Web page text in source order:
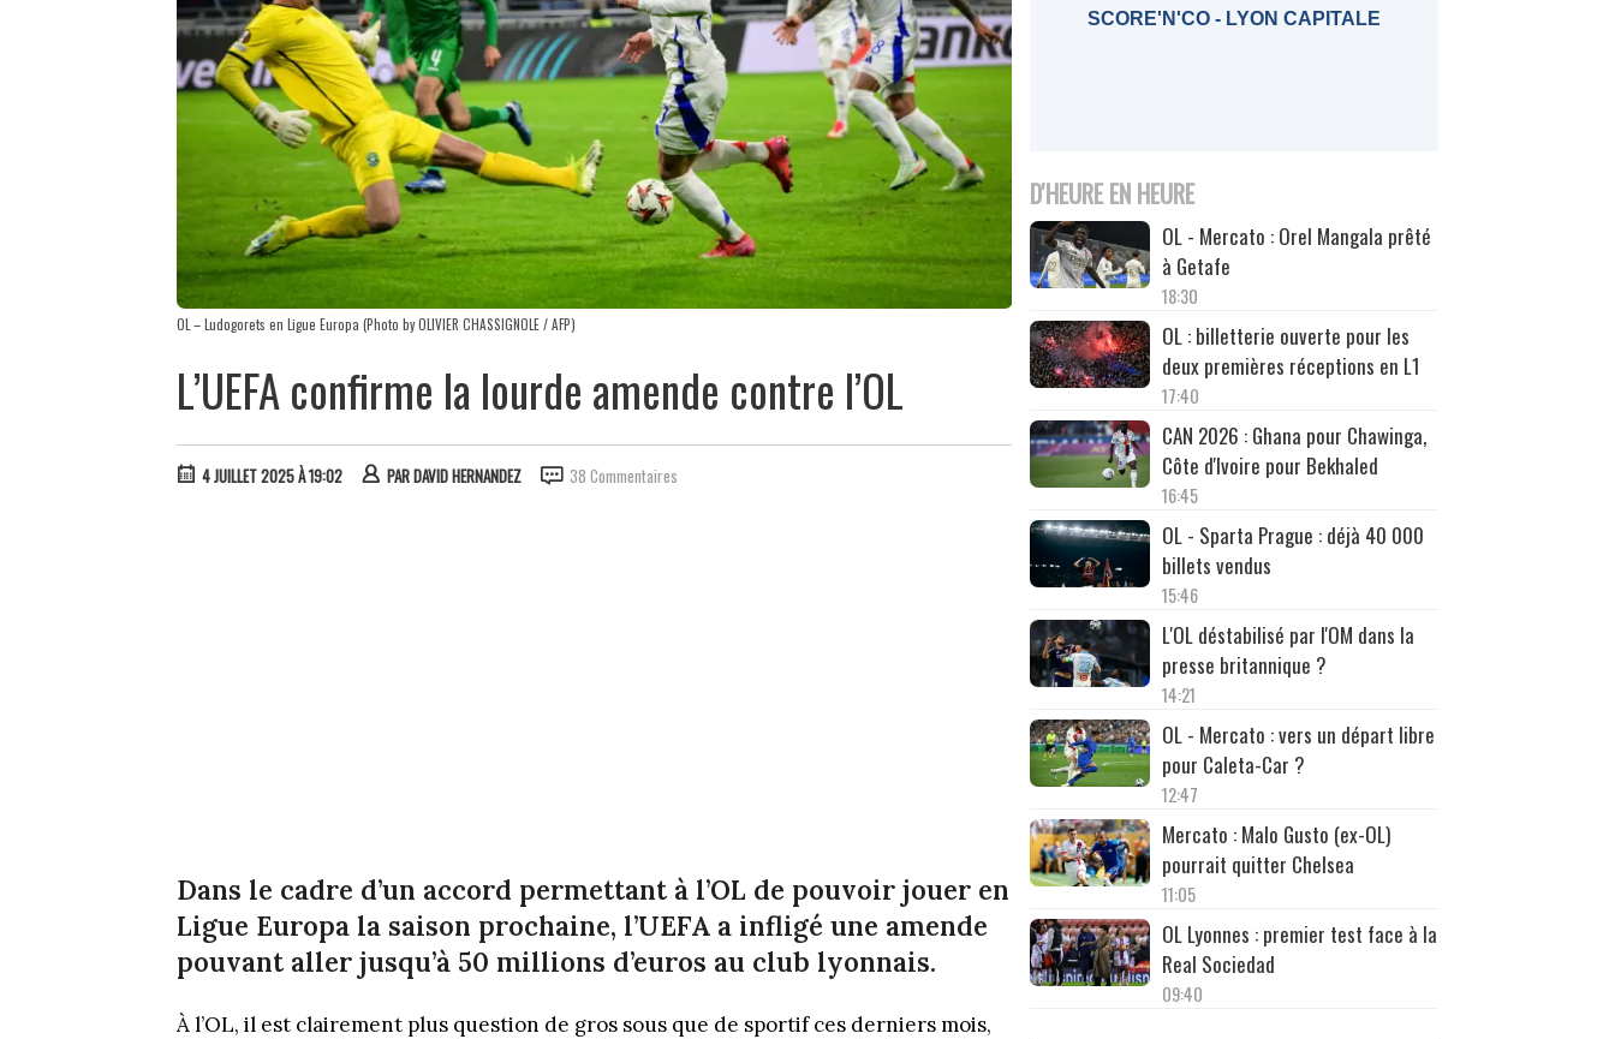
OL – Ludogorets en Ligue Europa (Photo by OLIVIER CHASSIGNOLE / AFP)
L’UEFA confirme la lourde amende contre l’OL
4 JUILLET 2025 À 19:02 PARDAVID HERNANDEZ 38 Commentaires
Dans le cadre d’un accord permettant à l’OL de pouvoir jouer en
Ligue Europa la saison prochaine, l’UEFA a infligé une amende
pouvant aller jusqu’à 50 millions d’euros au club lyonnais.
À l’OL, il est clairement plus question de gros sous que de sportif ces derniers mois,
SCORE'N'CO - LYON CAPITALE
D'HEURE EN HEURE
OL - Mercato : Orel Mangala prêté
à Getafe
18:30
OL : billetterie ouverte pour les
deux premières réceptions en L1
17:40
CAN 2026 : Ghana pour Chawinga,
Côte d'Ivoire pour Bekhaled
16:45
OL - Sparta Prague : déjà 40 000
billets vendus
15:46
L'OL déstabilisé par l'OM dans la
presse britannique ?
14:21
OL - Mercato : vers un départ libre
pour Caleta-Car ?
12:47
Mercato : Malo Gusto (ex-OL)
pourrait quitter Chelsea
11:05
OL Lyonnes : premier test face à la
Real Sociedad
09:40